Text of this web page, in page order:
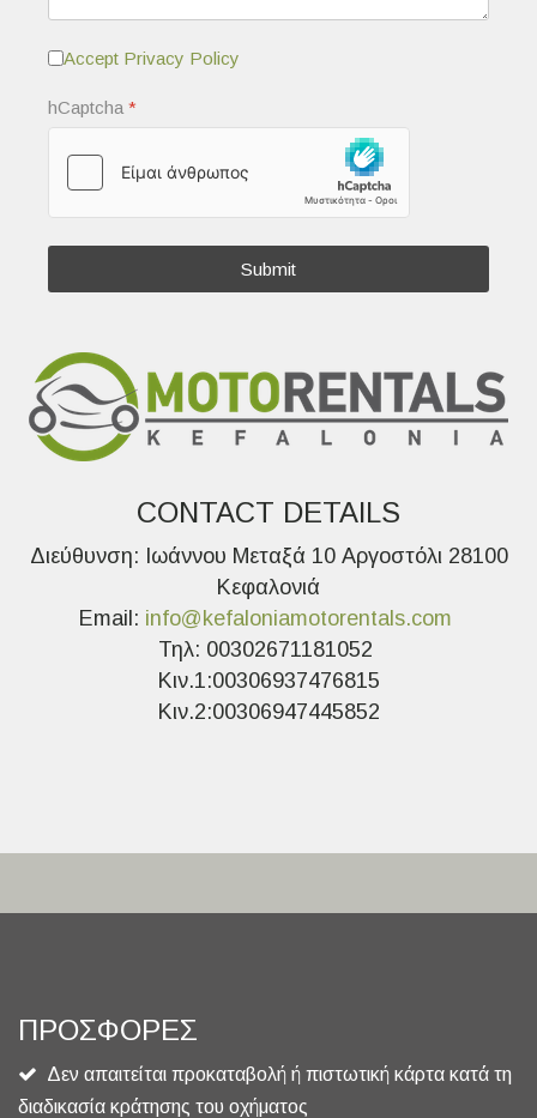
Accept Privacy Policy
hCaptcha *
Submit
CONTACT DETAILS
Διεύθυνση: Ιωάννου Μεταξά 10 Αργοστόλι 28100
Κεφαλονιά
Email: info@kefaloniamotorentals.com
Τηλ: 00302671181052
Κιν.1:00306937476815
Κιν.2:00306947445852
ΠΡΟΣΦΟΡΕΣ
Δεν απαιτείται προκαταβολή ή πιστωτική κάρτα κατά τη
διαδικασία κράτησης του οχήματος